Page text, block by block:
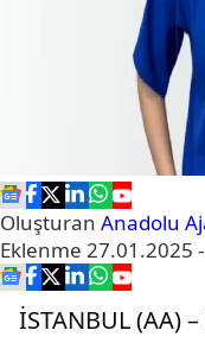
Oluşturan Anadolu
Eklenme 27.01.2025
İSTANBUL (AA)